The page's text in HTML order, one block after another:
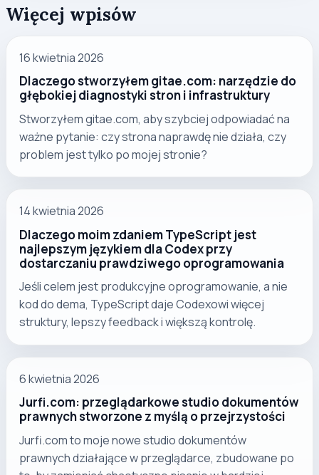
Więcej wpisów
16 kwietnia 2026
Dlaczego stworzyłem gitae.com: narzędzie do
głębokiej diagnostyki stron i infrastruktury
Stworzyłem gitae.com, aby szybciej odpowiadać na
ważne pytanie: czy strona naprawdę nie działa, czy
problem jest tylko po mojej stronie?
14 kwietnia 2026
Dlaczego moim zdaniem TypeScript jest
najlepszym językiem dla Codex przy
dostarczaniu prawdziwego oprogramowania
Jeśli celem jest produkcyjne oprogramowanie, a nie
kod do dema, TypeScript daje Codexowi więcej
struktury, lepszy feedback i większą kontrolę.
6 kwietnia 2026
Jurfi.com: przeglądarkowe studio dokumentów
prawnych stworzone z myślą o przejrzystości
Jurfi.com to moje nowe studio dokumentów
prawnych działające w przeglądarce, zbudowane po